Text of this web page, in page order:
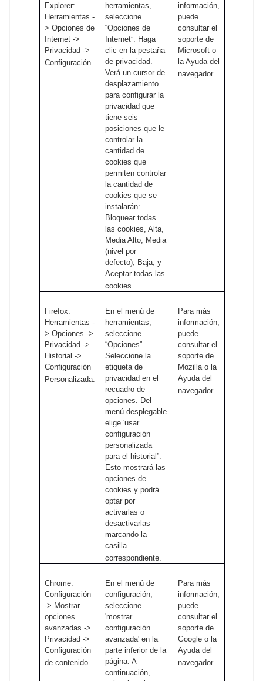
Explorer:
Herramientas -
> Opciones de
Internet ->
Privacidad ->
Configuración.
herramientas,
seleccione
“Opciones de
Internet”. Haga
clic en la pestaña
de privacidad.
Verá un cursor de
desplazamiento
para configurar la
privacidad que
tiene seis
posiciones que le
controlar la
cantidad de
cookies que
permiten controlar
la cantidad de
cookies que se
instalarán:
Bloquear todas
las cookies, Alta,
Media Alto, Media
(nivel por
defecto), Baja, y
Aceptar todas las
cookies.
información,
puede
consultar el
soporte de
Microsoft o
la Ayuda del
navegador.
Firefox:
Herramientas -
> Opciones ->
Privacidad ->
Historial ->
Configuración
Personalizada.
En el menú de
herramientas,
seleccione
“Opciones”.
Seleccione la
etiqueta de
privacidad en el
recuadro de
opciones. Del
menú desplegable
elige”'usar
configuración
personalizada
para el historial”.
Esto mostrará las
opciones de
cookies y podrá
optar por
activarlas o
desactivarlas
marcando la
casilla
correspondiente.
Para más
información,
puede
consultar el
soporte de
Mozilla o la
Ayuda del
navegador.
Chrome:
Configuración
-> Mostrar
opciones
avanzadas ->
Privacidad ->
Configuración
de contenido.
En el menú de
configuración,
seleccione
'mostrar
configuración
avanzada' en la
parte inferior de la
página. A
continuación,
Para más
información,
puede
consultar el
soporte de
Google o la
Ayuda del
navegador.